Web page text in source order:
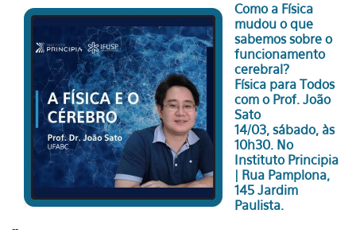
Como a Física
mudou o que
sabemos sobre o
funcionamento
cerebral?
Física para Todos
com o Prof. João
Sato
14/03, sábado, às
10h30. No
Instituto Principia
| Rua Pamplona,
145 Jardim
Paulista.
--